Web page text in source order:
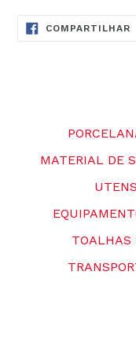
COMPARTILHAR
MATERIAL DE
TOALHAS